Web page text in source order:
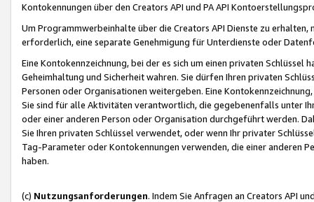
Kontokennungen über den Creators API und PA API
Um Programmwerbeinhalte über die Creators API Dienste zu
erforderlich, eine separate Genehmigung für Unterdienste oder
Eine Kontokennzeichnung, bei der es sich um einen privaten
Geheimhaltung und Sicherheit wahren. Sie dürfen Ihren privaten
Personen oder Organisationen weitergeben. Eine
Sie sind für alle Aktivitäten verantwortlich, die gegebenenfalls unter
oder einer anderen Person oder Organisation durchgeführt werden.
Sie Ihren privaten Schlüssel verwendet, oder wenn Ihr privater
Tag-Parameter oder Kontokennungen verwenden, die einer anderen
haben.
(c) Nutzungsanforderungen. Indem Sie Anfragen an Creators API